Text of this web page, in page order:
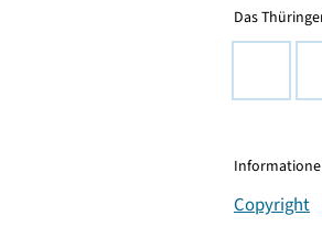
Das
Copyright